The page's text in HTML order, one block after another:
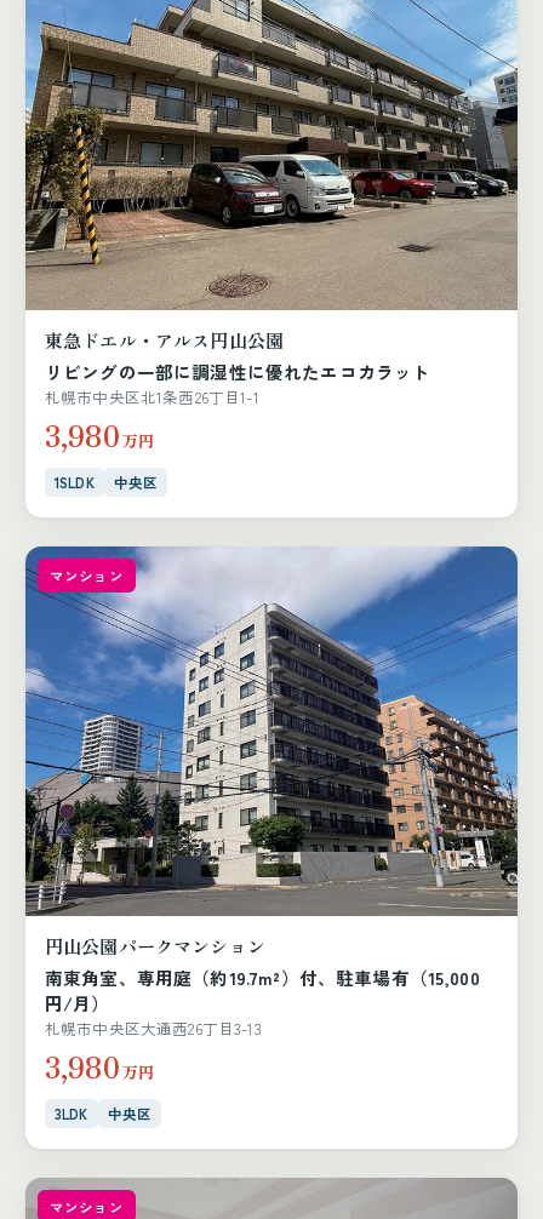
東急ドエル・アルス円山公園
リビングの一部に調湿性に優れたエコカラット
札幌市中央区北1条西26丁目1-1
3,980万円
1SLDK 中央区
マンション
円山公園パークマンション
南東角室、専用庭（約19.7m²）付、駐車場有（15,000
円/月）
札幌市中央区大通西26丁目3-13
3,980万円
3LDK 中央区
マンション